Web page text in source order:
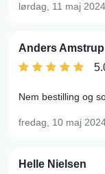
lørdag, 11 maj 2024
Anders Amstrup
Nem bestilling og
fredag, 10 maj
Helle Nielsen